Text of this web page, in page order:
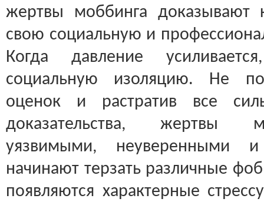
жертвы моббинга доказывают
свою социальную и
Когда давление
социальную изоляцию. Не
оценок и растратив все
доказательства, жертвы
уязвимыми, неуверенными
начинают терзать различные
появляются характерные